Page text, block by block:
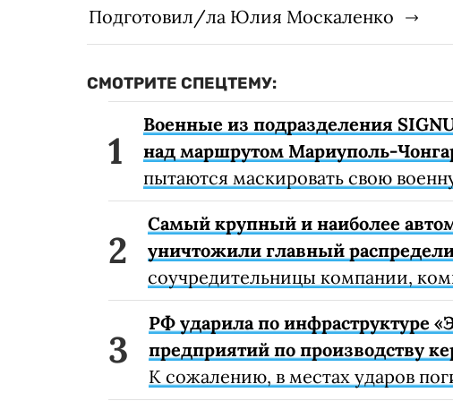
Подготовил/ла Юлия Москаленко
СМОТРИТЕ СПЕЦТЕМУ:
Военные из подразделения
над маршрутом Мариуполь-
пытаются маскировать свою
Самый крупный и наиболее
уничтожили главный
соучредительницы компании,
РФ ударила по инфраструктуре
предприятий по производству
К сожалению, в местах ударов